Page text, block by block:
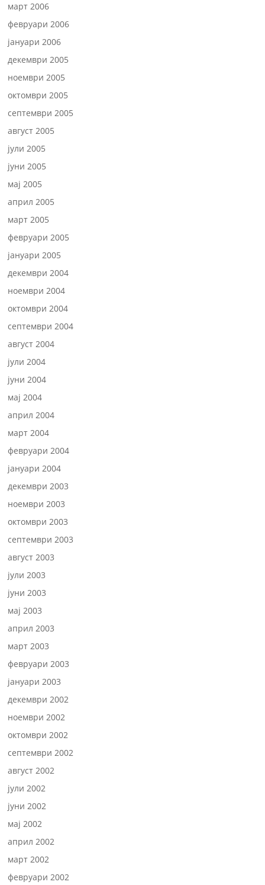
март 2006
февруари 2006
јануари 2006
декември 2005
ноември 2005
октомври 2005
септември 2005
август 2005
јули 2005
јуни 2005
мај 2005
април 2005
март 2005
февруари 2005
јануари 2005
декември 2004
ноември 2004
октомври 2004
септември 2004
август 2004
јули 2004
јуни 2004
мај 2004
април 2004
март 2004
февруари 2004
јануари 2004
декември 2003
ноември 2003
октомври 2003
септември 2003
август 2003
јули 2003
јуни 2003
мај 2003
април 2003
март 2003
февруари 2003
јануари 2003
декември 2002
ноември 2002
октомври 2002
септември 2002
август 2002
јули 2002
јуни 2002
мај 2002
април 2002
март 2002
февруари 2002